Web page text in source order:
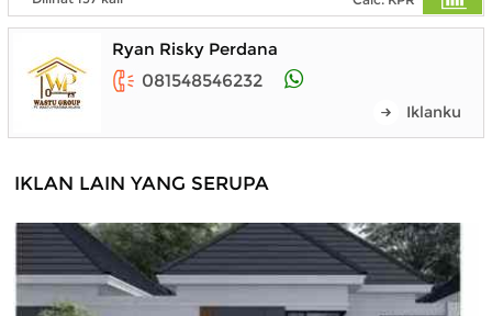
Ryan Risky Perdana
081548546232
Iklanku
IKLAN LAIN YANG SERUPA